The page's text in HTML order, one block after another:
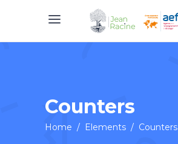
Counters
Home / Elements / Counters